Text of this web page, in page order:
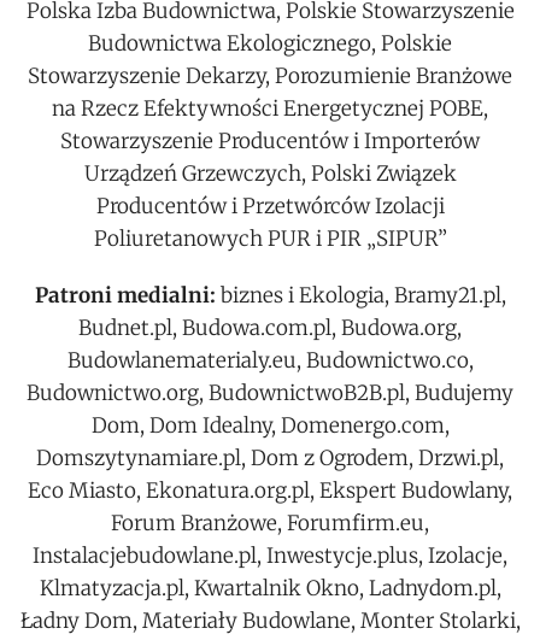
Polska Izba Budownictwa, Polskie Stowarzyszenie
Budownictwa Ekologicznego, Polskie
Stowarzyszenie Dekarzy, Porozumienie Branżowe
na Rzecz Efektywności Energetycznej POBE,
Stowarzyszenie Producentów i Importerów
Urządzeń Grzewczych, Polski Związek
Producentów i Przetwórców Izolacji
Poliuretanowych PUR i PIR „SIPUR”
Patroni medialni: biznes i Ekologia, Bramy21.pl,
Budnet.pl, Budowa.com.pl, Budowa.org,
Budowlanematerialy.eu, Budownictwo.co,
Budownictwo.org, BudownictwoB2B.pl, Budujemy
Dom, Dom Idealny, Domenergo.com,
Domszytynamiare.pl, Dom z Ogrodem, Drzwi.pl,
Eco Miasto, Ekonatura.org.pl, Ekspert Budowlany,
Forum Branżowe, Forumfirm.eu,
Instalacjebudowlane.pl, Inwestycje.plus, Izolacje,
Klmatyzacja.pl, Kwartalnik Okno, Ladnydom.pl,
Ładny Dom, Materiały Budowlane, Monter Stolarki,